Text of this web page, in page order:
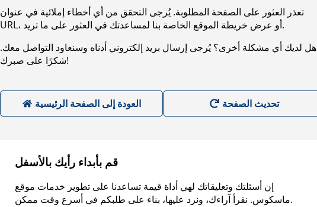
تعذر العثور على الصفحة المطلوبة. يُرجى التحقق من أي أخطاء إملائية في عنوان
URL، أو عرض خريطة الموقع الخاصة بنا لمساعدتك في العثور على ما تريد.
هل لديك أي مشكلة أخرى؟ يُرجى إرسال بريد إلكتروني أدناه وسنعاود التواصل معك.
شكرًا على صبرك!
العودة إلى الصفحة الرئيسية
قم بأبداء رأيك بالأسفل
إن أسئلتك وتعليقاتك لهي أداة قيمة تساعدنا على تطوير خدمات موقع
ماسكوس. نقرأ آراءك، ونرد عليها، بناء على طلبكم في أسرع وقت ممكن.